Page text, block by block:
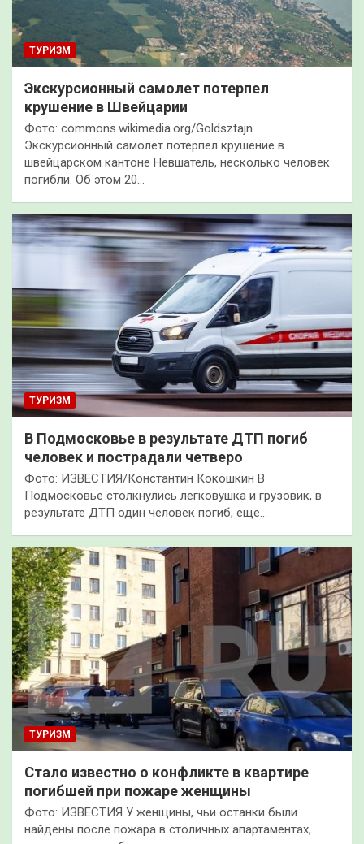
ТУРИЗМ
Экскурсионный самолет потерпел
крушение в Швейцарии
Фото: commons.wikimedia.org/Goldsztajn
Экскурсионный самолет потерпел крушение в
швейцарском кантоне Невшатель, несколько человек
погибли. Об этом 20…
ТУРИЗМ
В Подмосковье в результате ДТП погиб
человек и пострадали четверо
Фото: ИЗВЕСТИЯ/Константин Кокошкин В
Подмосковье столкнулись легковушка и грузовик, в
результате ДТП один человек погиб, еще…
ТУРИЗМ
Стало известно о конфликте в квартире
погибшей при пожаре женщины
Фото: ИЗВЕСТИЯ У женщины, чьи останки были
найдены после пожара в столичных апартаментах,